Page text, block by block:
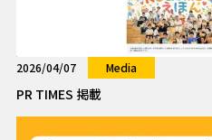
2026/04/07 Media
PR TIMES 掲載